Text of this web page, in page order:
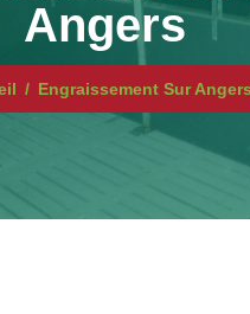
Angers
Engraissement Sur Angers